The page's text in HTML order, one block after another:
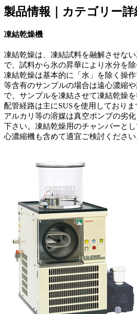
製品情報｜カテゴリー詳
凍結乾燥機
凍結乾燥は、凍結試料を融解させな
で、試料から氷の昇華により水分を除
凍結乾燥は基本的に「水」を除く操
等含有のサンプルの場合は遠心濃縮
で、サンプルを凍結させて凍結乾燥を
配管経路は主にSUSを使用しておりま
アルカリ等の溶媒は真空ポンプの劣
下さい。凍結乾燥用のチャンバーと
心濃縮機も含めて適宜ご検討ください